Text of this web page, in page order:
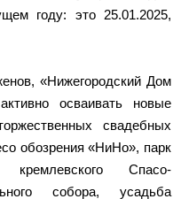
году: это 25.01.2025,
«Нижегородский Дом
осваивать новые
свадебных
обозрения «НиНо», парк
кремлевского Спасо-
собора, усадьба